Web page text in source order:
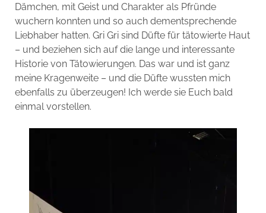
Dämchen, mit Geist und Charakter als Pfründe
wuchern konnten und so auch dementsprechende
Liebhaber hatten. Gri Gri sind Düfte für tätowierte Haut
– und beziehen sich auf die lange und interessante
Historie von Tätowierungen. Das war und ist ganz
meine Kragenweite – und die Düfte wussten mich
ebenfalls zu überzeugen! Ich werde sie Euch bald
einmal vorstellen.